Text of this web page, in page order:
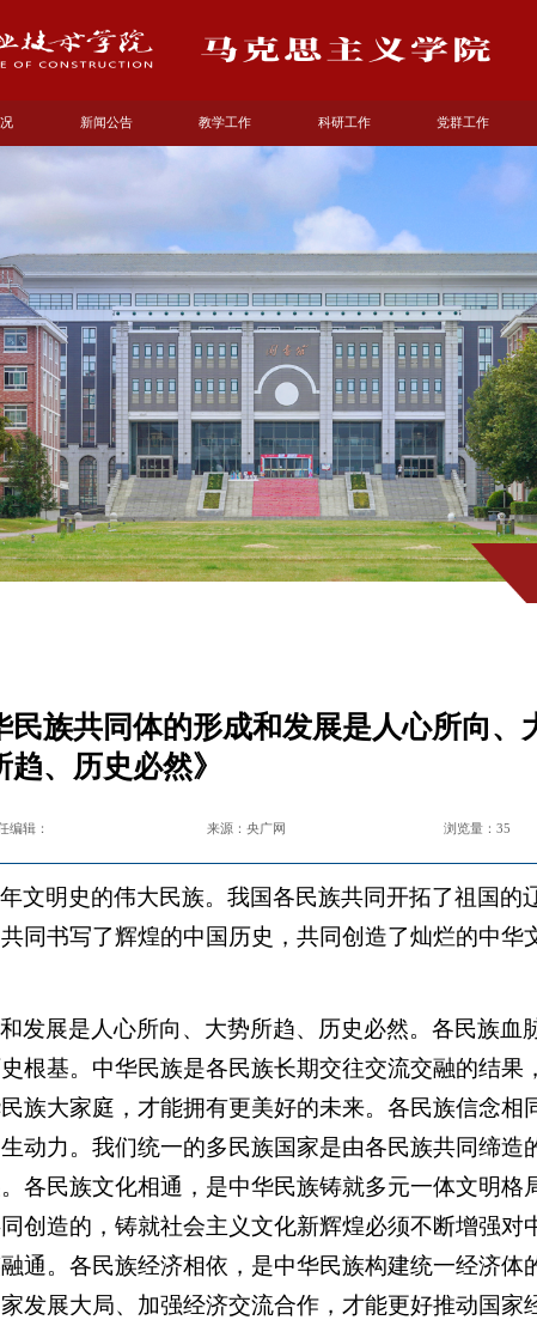
新闻公告 教学工作 科研工作 党群工作
习近平新
毛泽东思想
族共同体的形成和发展是人心所向、
趋、历史必然》
编辑： 来源：央广网 浏览量：35
文明史的伟大民族。我国各民族共同开拓了祖国的
同书写了辉煌的中国历史，共同创造了灿烂的中华
发展是人心所向、大势所趋、历史必然。各民族血
根基。中华民族是各民族长期交往交流交融的结果
族大家庭，才能拥有更美好的未来。各民族信念相
动力。我们统一的多民族国家是由各民族共同缔造
各民族文化相通，是中华民族铸就多元一体文明格
创造的，铸就社会主义文化新辉煌必须不断增强对
通。各民族经济相依，是中华民族构建统一经济体
发展大局、加强经济交流合作，才能更好推动国家